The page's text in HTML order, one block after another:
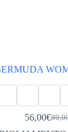
Il
56,00€Il